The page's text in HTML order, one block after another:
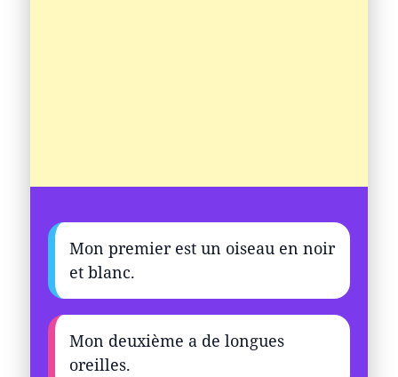
Mon premier est un oiseau en noir
et blanc.
Mon deuxième a de longues
oreilles.